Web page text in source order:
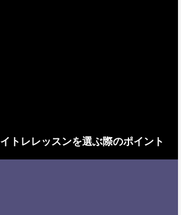
トレレッスンを選ぶ際のポイント